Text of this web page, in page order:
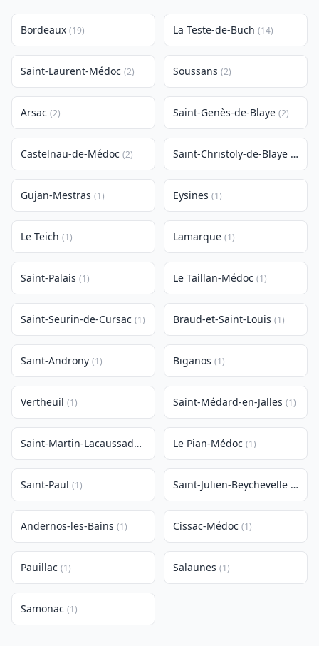
Bordeaux (19) La Teste-de-Buch (14)
Saint-Laurent-Médoc (2) Soussans (2)
Arsac (2) Saint-Genès-de-Blaye (2)
Castelnau-de-Médoc (2) Saint-Christoly-de-Blaye (1)
Gujan-Mestras (1) Eysines (1)
Le Teich (1) Lamarque (1)
Saint-Palais (1) Le Taillan-Médoc (1)
Saint-Seurin-de-Cursac (1) Braud-et-Saint-Louis (1)
Saint-Androny (1) Biganos (1)
Vertheuil (1) Saint-Médard-en-Jalles (1)
Saint-Martin-Lacaussade Le Pian-Médoc (1)
Saint-Paul (1) Saint-Julien-Beychevelle (1)
Andernos-les-Bains (1) Cissac-Médoc (1)
Pauillac (1) Salaunes (1)
Samonac (1)